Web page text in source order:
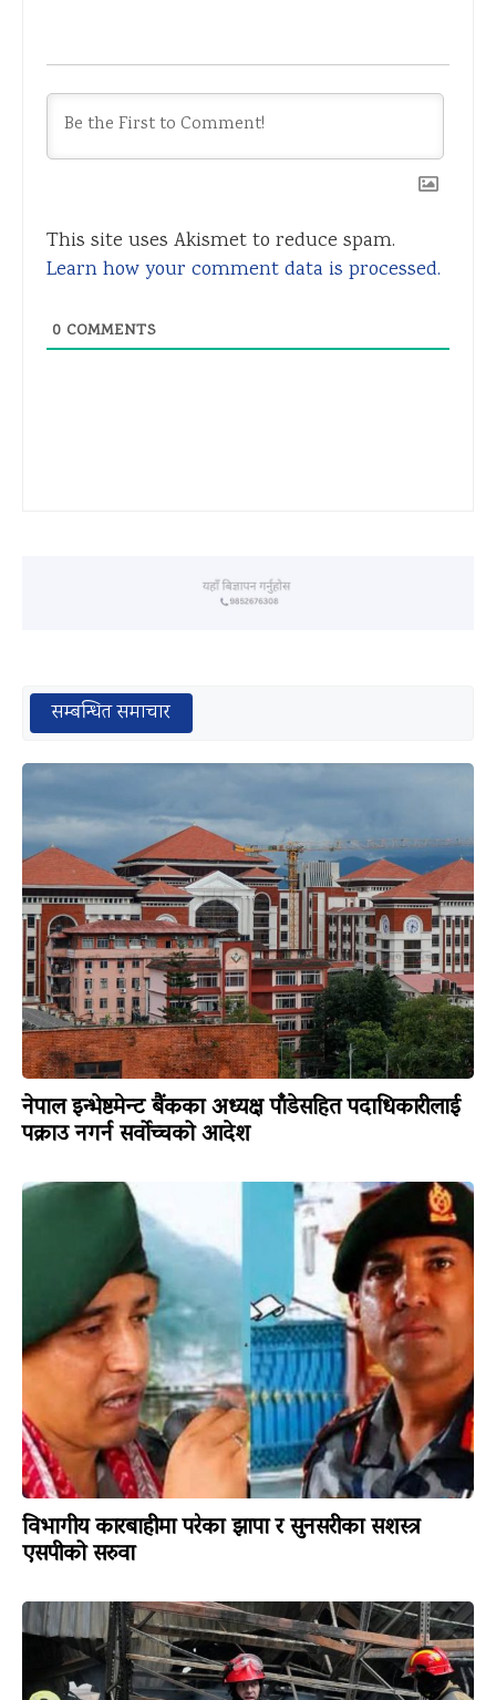
This site uses Akismet to reduce spam.
Learn how your comment data is processed.
0 COMMENTS
सम्बन्धित समाचार
नेपाल इन्भेष्टमेन्ट बैंकका अध्यक्ष पाँडेसहित पदाधिकारीलाई
पक्राउ नगर्न सर्वोच्चको आदेश
विभागीय कारबाहीमा परेका झापा र सुनसरीका सशस्त्र
एसपीको सरुवा